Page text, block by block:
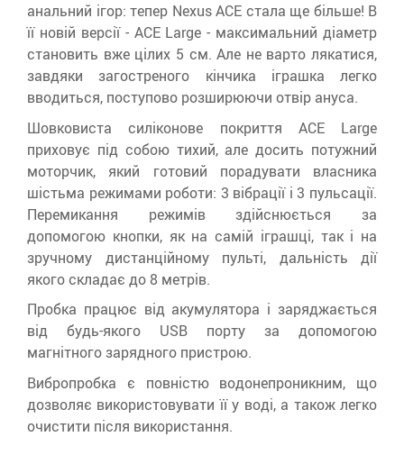
анальний ігор: тепер Nexus ACE стала ще більше! В
її новій версії - ACE Large - максимальний діаметр
становить вже цілих 5 см. Але не варто лякатися,
завдяки загостреного кінчика іграшка легко
вводиться, поступово розширюючи отвір ануса.
Шовковиста силіконове покриття ACE Large
приховує під собою тихий, але досить потужний
моторчик, який готовий порадувати власника
шістьма режимами роботи: 3 вібрації і 3 пульсації.
Перемикання режимів здійснюється за
допомогою кнопки, як на самій іграшці, так і на
зручному дистанційному пульті, дальність дії
якого складає до 8 метрів.
Пробка працює від акумулятора і заряджається
від будь-якого USB порту за допомогою
магнітного зарядного пристрою.
Вибропробка є повністю водонепроникним, що
дозволяє використовувати її у воді, а також легко
очистити після використання.